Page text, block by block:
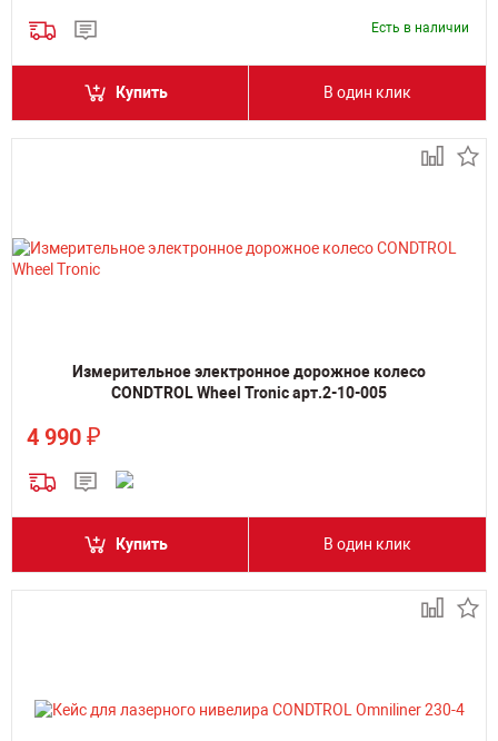
Есть в наличии
Купить В один клик
Измерительное электронное дорожное колесо
CONDTROL Wheel Tronic арт.2-10-005
4 990 ₽
Купить В один клик